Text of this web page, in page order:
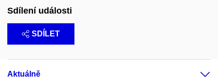
Sdílení události
SDÍLET
Aktuálně